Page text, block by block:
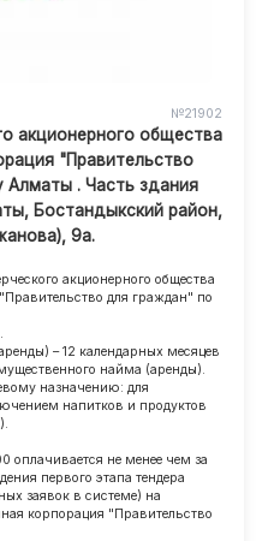
№21902
акционерного общества
"Правительство
. Часть здания
Бостандыкский район,
9а.
акционерного общества
для граждан" по
– 12 календарных месяцев
найма (аренды).
назначению: для
напитков и продуктов
оплачивается не менее чем за
первого этапа тендера
заявок в системе) на
корпорация "Правительство